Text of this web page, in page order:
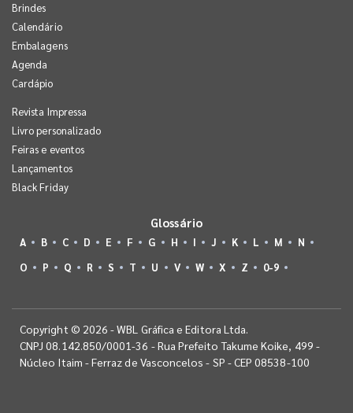
Brindes
Calendário
Embalagens
Agenda
Cardápio
Revista Impressa
Livro personalizado
Feiras e eventos
Lançamentos
Black Friday
Glossário
A B C D E F G H I J K L M
N
O
P Q R S T U V W X Z 0-9
Copyright © 2026 - WBL Gráfica e Editora Ltda.
CNPJ 08.142.850/0001-36 - Rua Prefeito Takume Koike, 499 -
Núcleo Itaim - Ferraz de Vasconcelos - SP - CEP 08538-100